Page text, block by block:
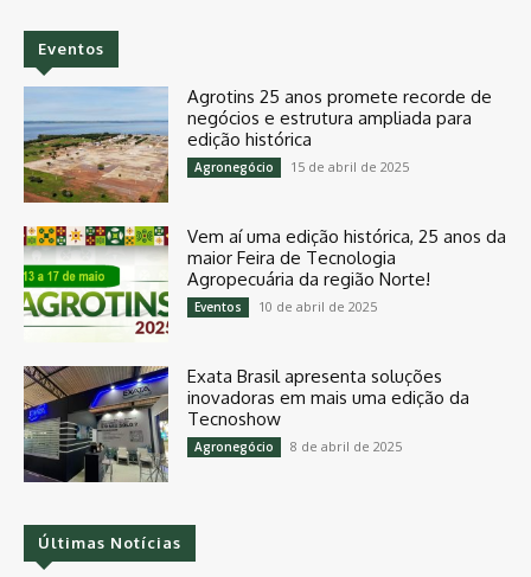
Eventos
Agrotins 25 anos promete recorde de
negócios e estrutura ampliada para
edição histórica
Agronegócio 15 de abril de 2025
Vem aí uma edição histórica, 25 anos da
maior Feira de Tecnologia
Agropecuária da região Norte!
Eventos 10 de abril de 2025
Exata Brasil apresenta soluções
inovadoras em mais uma edição da
Tecnoshow
Agronegócio 8 de abril de 2025
Últimas Notícias